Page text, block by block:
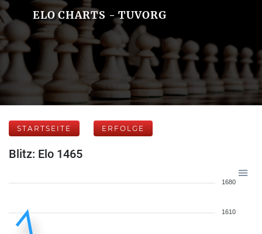
ELO CHARTS - TUVORG
STARTSEITE ERFOLGE
Blitz: Elo 1465
1680
1610